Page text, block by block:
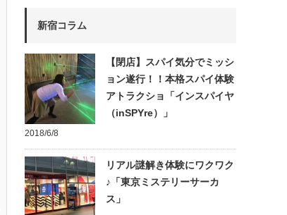
新宿コラム
【閉店】スパイ気分でミッシ
ョン遂行！！本格スパイ体験
アトラクショ「インスパイヤ
（inSPYre）」
2018/6/8
リアル謎解き体験にワクワク
♪「東京ミステリーサーカ
ス」